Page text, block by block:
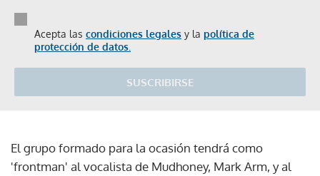
Acepta las condiciones legales y la política de
protección de datos.
SUSCRIBIRSE
El grupo formado para la ocasión tendrá como
'frontman' al vocalista de Mudhoney, Mark Arm, y al